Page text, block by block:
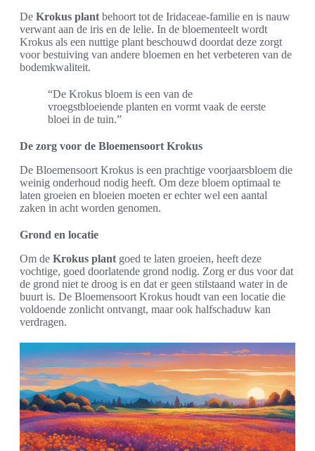
De Krokus plant behoort tot de Iridaceae-familie en is nauw
verwant aan de iris en de lelie. In de bloementeelt wordt
Krokus als een nuttige plant beschouwd doordat deze zorgt
voor bestuiving van andere bloemen en het verbeteren van de
bodemkwaliteit.
“De Krokus bloem is een van de
vroegstbloeiende planten en vormt vaak de eerste
bloei in de tuin.”
De zorg voor de Bloemensoort Krokus
De Bloemensoort Krokus is een prachtige voorjaarsbloem die
weinig onderhoud nodig heeft. Om deze bloem optimaal te
laten groeien en bloeien moeten er echter wel een aantal
zaken in acht worden genomen.
Grond en locatie
Om de Krokus plant goed te laten groeien, heeft deze
vochtige, goed doorlatende grond nodig. Zorg er dus voor dat
de grond niet te droog is en dat er geen stilstaand water in de
buurt is. De Bloemensoort Krokus houdt van een locatie die
voldoende zonlicht ontvangt, maar ook halfschaduw kan
verdragen.